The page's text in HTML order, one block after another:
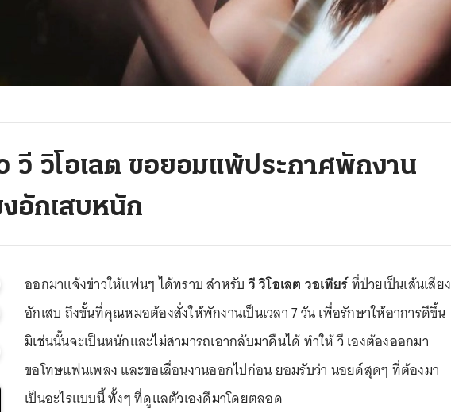
วี วิโอเลต ขอยอมแพ้ประกาศพักงาน
งอักเสบหนัก
ออกมาแจ้งข่าวให้แฟนๆ ได้ทราบ สำหรับ วี วิโอเลต วอเทียร์ที่ป่วยเป็นเส้นเสียง
อักเสบ ถึงขั้นที่คุณหมอต้องสั่งให้พักงานเป็นเวลา 7 วัน เพื่อรักษาให้อาการดีขึ้น
มิเช่นนั้นจะเป็นหนักและไม่สามารถเอากลับมาคืนได้ ทำให้ วี เองต้องออกมา
ขอโทษแฟนเพลง และขอเลื่อนงานออกไปก่อน ยอมรับว่า นอยด์สุดๆ ที่ต้องมา
เป็นอะไรแบบนี้ ทั้งๆ ที่ดูแลตัวเองดีมาโดยตลอด